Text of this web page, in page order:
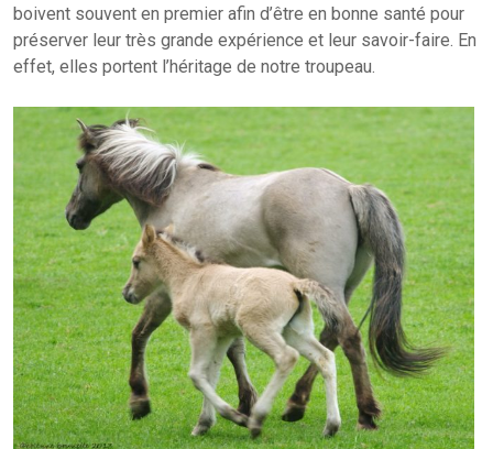
boivent souvent en premier afin d’être en bonne santé pour
préserver leur très grande expérience et leur savoir-faire. En
effet, elles portent l’héritage de notre troupeau.